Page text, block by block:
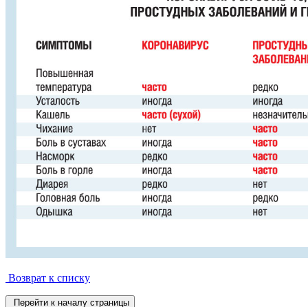
Возврат к списку
Перейти к началу страницы